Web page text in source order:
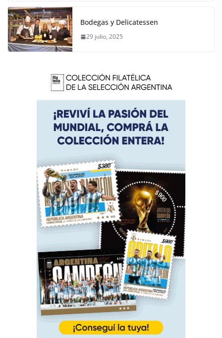
Bodegas y Delicatessen
29 julio, 2025